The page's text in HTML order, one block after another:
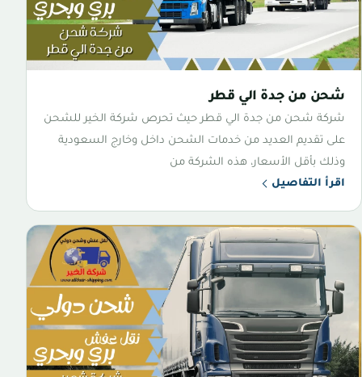
شحن من جدة الي قطر
شركة شحن من جدة الي قطر حيث تحرص شركة الخير للشحن
على تقديم العديد من خدمات الشحن داخل وخارج السعودية
وذلك بأقل الأسعار، هذه الشركة من
اقرأ التفاصيل